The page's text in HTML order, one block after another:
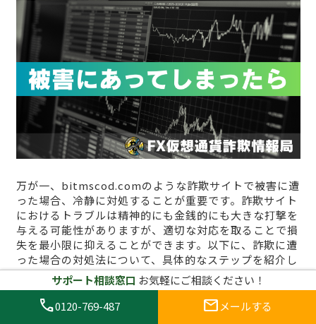
万が一、bitmscod.comのような詐欺サイトで被害に遭
った場合、冷静に対処することが重要です。詐欺サイト
におけるトラブルは精神的にも金銭的にも大きな打撃を
与える可能性がありますが、適切な対応を取ることで損
失を最小限に抑えることができます。以下に、詐欺に遭
った場合の対処法について、具体的なステップを紹介し
ます。
1. 早急に取引を停止し、サイトを利
サポート相談窓口 お気軽にご相談ください！
call0120-769-487 mail メールする